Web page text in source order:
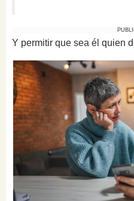
Y permitir que sea él quien